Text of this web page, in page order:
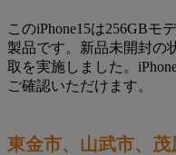
このiPhone15は256GBモ
製品です。新品未開封の
取を実施しました。
ご確認いただけます。
東金市、山武市、